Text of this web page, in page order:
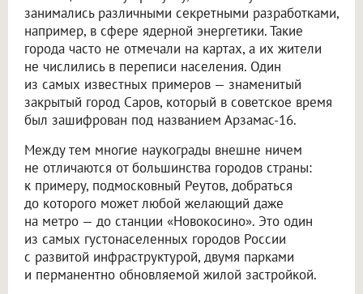
занимались различными секретными разработками,
например, в сфере ядерной энергетики. Такие
города часто не отмечали на картах, а их жители
не числились в переписи населения. Один
из самых известных примеров — знаменитый
закрытый город Саров, который в советское время
был зашифрован под названием Арзамас-16.
Между тем многие наукограды внешне ничем
не отличаются от большинства городов страны:
к примеру, подмосковный Реутов, добраться
до которого может любой желающий даже
на метро — до станции «Новокосино». Это один
из самых густонаселенных городов России
с развитой инфраструктурой, двумя парками
и перманентно обновляемой жилой застройкой.